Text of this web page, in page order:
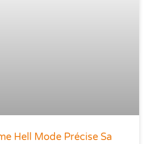
Hell Mode Précise Sa